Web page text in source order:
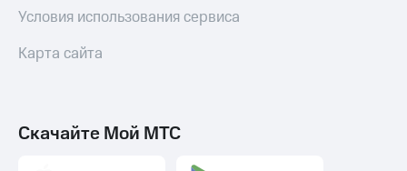
Условия использования сервиса
Карта сайта
Скачайте Мой МТС